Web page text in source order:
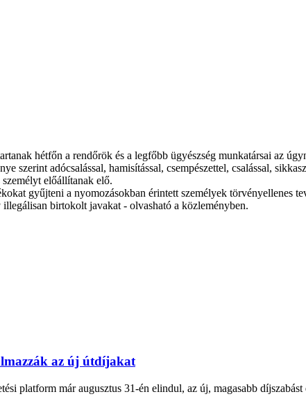
hétfőn a rendőrök és a legfőbb ügyészség munkatársai az
szerint adócsalással, hamisítással, csempészettel, csalással,
előállítanak elő.
gyűjteni a nyomozásokban érintett személyek törvényellenes
illegálisan birtokolt javakat - olvasható a közleményben.
az új útdíjakat
platform már augusztus 31-én elindul, az új, magasabb